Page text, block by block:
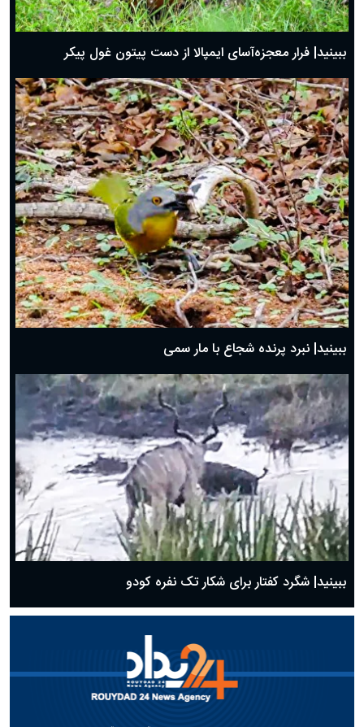
ببینید| فرار معجزه‌آسای ایمپالا از دست پیتون غول پیکر
ببینید| نبرد پرنده شجاع با مار سمی
ببینید| شگرد کفتار برای شکار تک نفره کودو